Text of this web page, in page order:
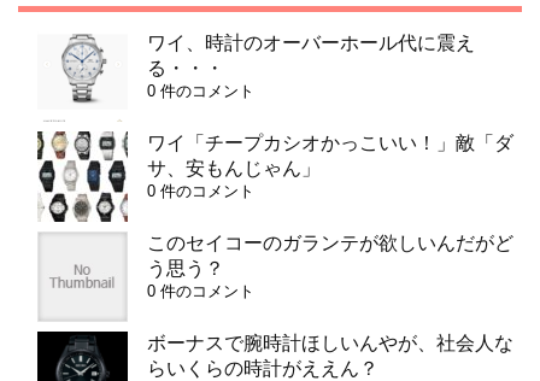
ワイ、時計のオーバーホール代に震え
る・・・
0 件のコメント
ワイ「チープカシオかっこいい！」敵「ダ
サ、安もんじゃん」
0 件のコメント
このセイコーのガランテが欲しいんだがど
う思う？
0 件のコメント
ボーナスで腕時計ほしいんやが、社会人な
らいくらの時計がええん？